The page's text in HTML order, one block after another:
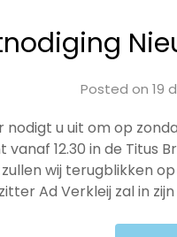
Posted on19
u uit om op
12.30 in de Titus
wij terugblikken
Ad Verkleij zal in